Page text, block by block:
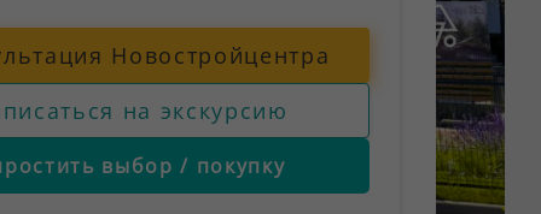
Новостройцентра
на экскурсию
выбор / покупку